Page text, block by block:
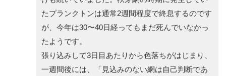
たプランクトンは通常2週間程度で終息するのです
が、今年は30〜40日経ってもまだ死んでいなかっ
たようです。
張り込みして3日目あたりから色落ちがはじまり、
一週間後には、「見込みのない網は自己判断であ